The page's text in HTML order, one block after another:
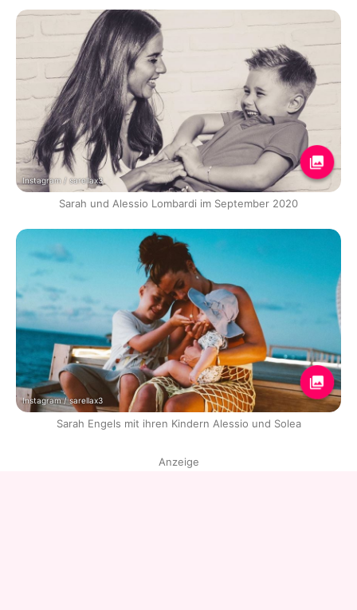
Instagram / sarellax3
Sarah und Alessio Lombardi im September 2020
Instagram / sarellax3
Sarah Engels mit ihren Kindern Alessio und Solea
Anzeige